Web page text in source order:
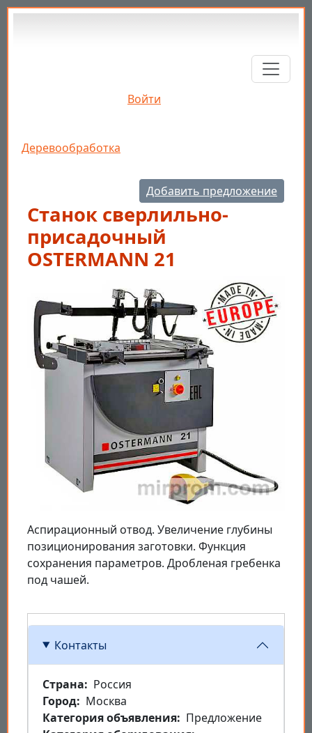
Перейти к основному содержанию
Войти
Строка навигации
Деревообработка
Добавить предложение
Станок сверлильно-
присадочный
OSTERMANN 21
Аспирационный отвод. Увеличение глубины
позиционирования заготовки. Функция
сохранения параметров. Дробленая гребенка
под чашей.
Контакты
Страна
Россия
Город
Москва
Категория объявления
Предложение